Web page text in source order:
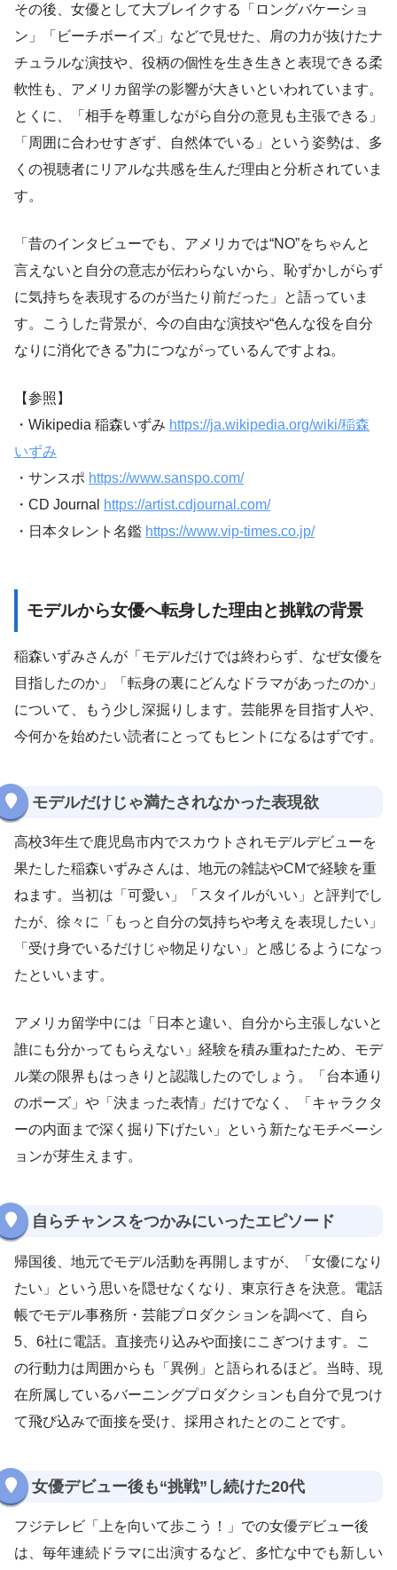
その後、女優として大ブレイクする「ロングバケーショ
ン」「ビーチボーイズ」などで見せた、肩の力が抜けたナ
チュラルな演技や、役柄の個性を生き生きと表現できる柔
軟性も、アメリカ留学の影響が大きいといわれています。
とくに、「相手を尊重しながら自分の意見も主張できる」
「周囲に合わせすぎず、自然体でいる」という姿勢は、多
くの視聴者にリアルな共感を生んだ理由と分析されていま
す。
「昔のインタビューでも、アメリカでは“NO”をちゃんと
言えないと自分の意志が伝わらないから、恥ずかしがらず
に気持ちを表現するのが当たり前だった」と語っていま
す。こうした背景が、今の自由な演技や“色んな役を自分
なりに消化できる”力につながっているんですよね。
【参照】
・Wikipedia 稲森いずみ https://ja.wikipedia.org/wiki/稲森
いずみ
・サンスポ https://www.sanspo.com/
・CD Journal
https://artist.cdjournal.com/
・日本タレント名鑑 https://www.vip-times.co.jp/
モデルから女優へ転身した理由と挑戦の背景
稲森いずみさんが「モデルだけでは終わらず、なぜ女優を
目指したのか」「転身の裏にどんなドラマがあったのか」
について、もう少し深掘りします。芸能界を目指す人や、
今何かを始めたい読者にとってもヒントになるはずです。
モデルだけじゃ満たされなかった表現欲
高校3年生で鹿児島市内でスカウトされモデルデビューを
果たした稲森いずみさんは、地元の雑誌やCMで経験を重
ねます。当初は「可愛い」「スタイルがいい」と評判でし
たが、徐々に「もっと自分の気持ちや考えを表現したい」
「受け身でいるだけじゃ物足りない」と感じるようになっ
たといいます。
アメリカ留学中には「日本と違い、自分から主張しないと
誰にも分かってもらえない」経験を積み重ねたため、モデ
ル業の限界もはっきりと認識したのでしょう。「台本通り
のポーズ」や「決まった表情」だけでなく、「キャラクタ
ーの内面まで深く掘り下げたい」という新たなモチベーシ
ョンが芽生えます。
自らチャンスをつかみにいったエピソード
帰国後、地元でモデル活動を再開しますが、「女優になり
たい」という思いを隠せなくなり、東京行きを決意。電話
帳でモデル事務所・芸能プロダクションを調べて、自ら
5、6社に電話。直接売り込みや面接にこぎつけます。こ
の行動力は周囲からも「異例」と語られるほど。当時、現
在所属しているバーニングプロダクションも自分で見つけ
て飛び込みで面接を受け、採用されたとのことです。
女優デビュー後も“挑戦”し続けた20代
フジテレビ「上を向いて歩こう！」での女優デビュー後
は、毎年連続ドラマに出演するなど、多忙な中でも新しい